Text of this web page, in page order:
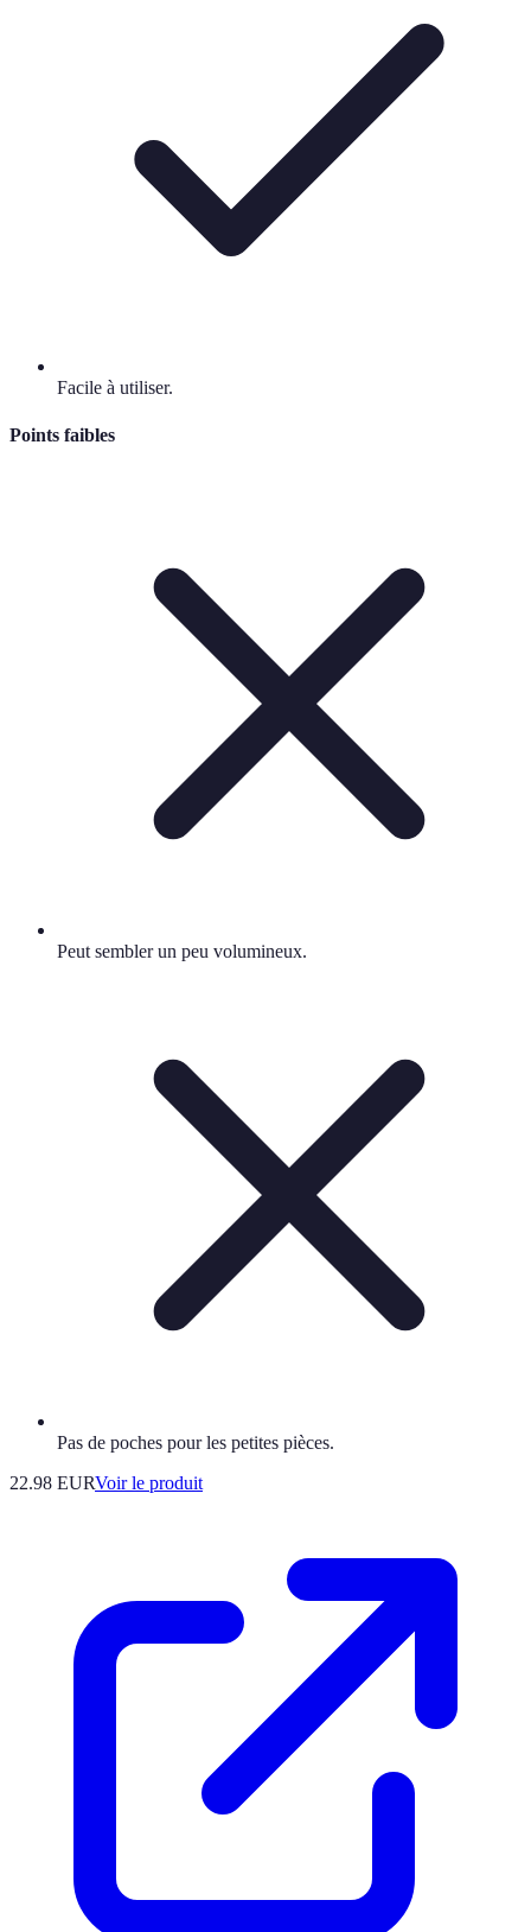
Facile à utiliser.
Points faibles
Peut sembler un peu volumineux.
Pas de poches pour les petites pièces.
22.98 EURVoir le produit